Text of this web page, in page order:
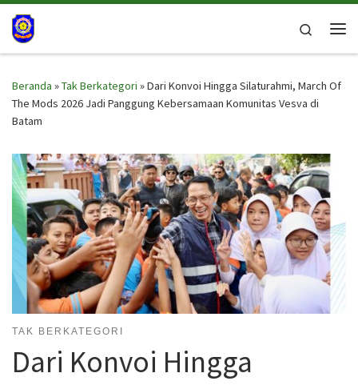
Skip to content
Search
Beranda »Tak Berkategori »Dari Konvoi Hingga Silaturahmi, March Of
The Mods 2026 Jadi Panggung Kebersamaan Komunitas Vesva di
Batam
TAK BERKATEGORI
Dari Konvoi Hingga